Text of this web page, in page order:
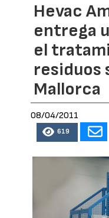
Hevac
entrega
el
residuos
Mallorca
08/04/2011
619